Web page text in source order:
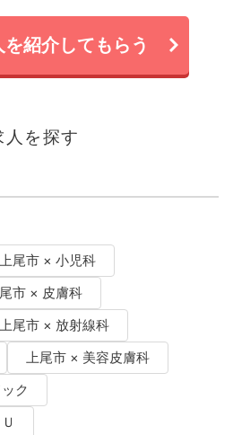
紹介してもらう
を探す
上尾市 × 小児科
市 × 皮膚科
上尾市 × 放射線科
上尾市 × 美容皮膚科
ク